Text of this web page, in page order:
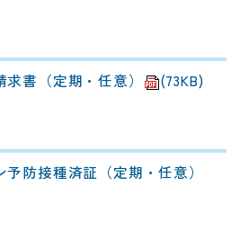
書（定期・任意） (73KB)
防接種済証（定期・任意）